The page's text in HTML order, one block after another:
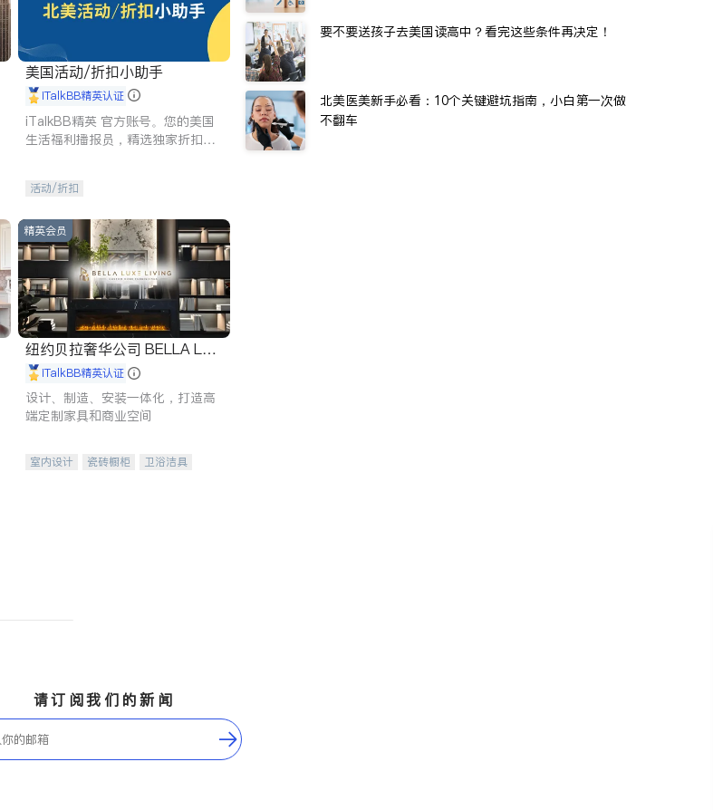
美国活动/折扣小助手
iTalkBB精英认证
iTalkBB精英 官方账号。您的美国
生活福利播报员，精选独家折扣、
活动/折扣
精英会员
纽约贝拉奢华公司 BELLA LUX
E iTalkBB精英认证
设计、制造、安装一体化，打造高
端定制家具和商业空间
室内设计 瓷砖橱柜
卫浴洁具
要不要送孩子去美国读高中？看完这些条件再决定！
北美医美新手必看：10个关键避坑指南，小白第一次做
不翻车
请订阅我们的新闻